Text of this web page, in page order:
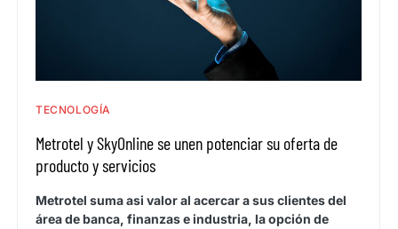
TECNOLOGÍA
Metrotel y SkyOnline se unen potenciar su oferta de
producto y servicios
Metrotel suma asi valor al acercar a sus clientes del
área de banca, finanzas e industria, la opción de